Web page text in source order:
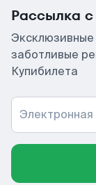
Рассылка
заботливые
Купибилета
Электронная